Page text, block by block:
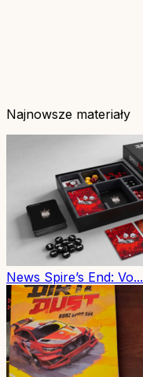
Najnowsze materiały
News Spire’s End: Vo...